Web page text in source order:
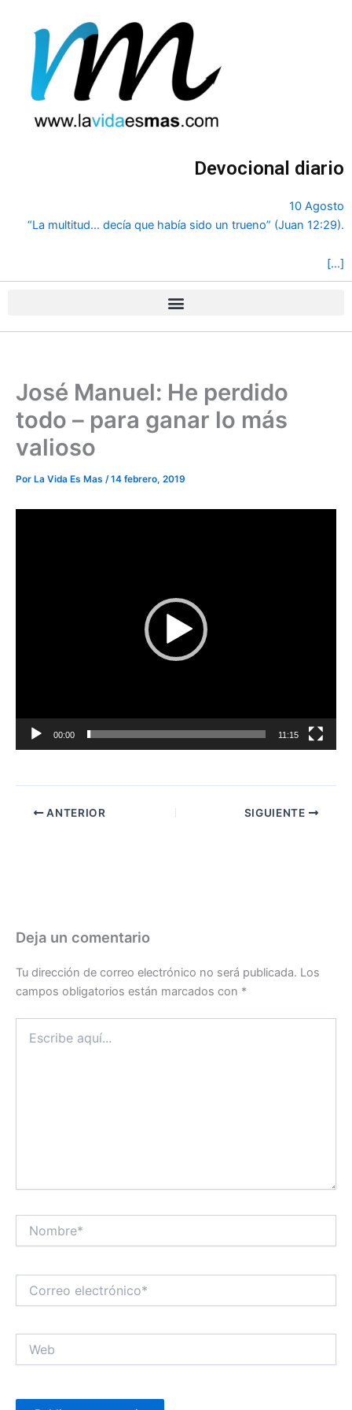
contenido
Devocional diario
10 Agosto
“La multitud... decía que había sido un trueno” (Juan 12:29).
[…]
José Manuel: He perdido
todo – para ganar lo más
valioso
Por La Vida Es Mas /14 febrero, 2019
00:00 11:15
ANTERIOR SIGUIENTE
Deja un comentario
Tu dirección de correo electrónico no será publicada. Los
campos obligatorios están marcados con *
aquí...
electrónico*